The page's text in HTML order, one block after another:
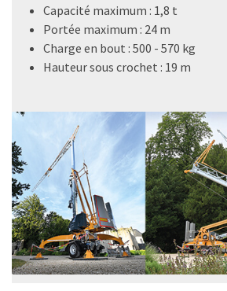
Capacité maximum : 1,8 t
Portée maximum : 24 m
Charge en bout : 500 - 570 kg
Hauteur sous crochet : 19 m